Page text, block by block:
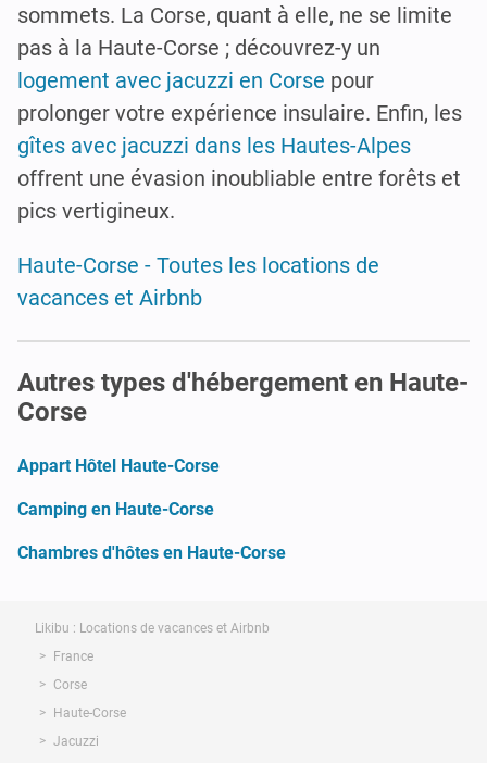
sommets. La Corse, quant à elle, ne se limite
pas à la Haute-Corse ; découvrez-y un
logement avec jacuzzi en Corse pour
prolonger votre expérience insulaire. Enfin, les
gîtes avec jacuzzi dans les Hautes-Alpes
offrent une évasion inoubliable entre forêts et
pics vertigineux.
Haute-Corse - Toutes les locations de
vacances et Airbnb
Autres types d'hébergement en Haute-
Corse
Appart Hôtel Haute-Corse
Camping en Haute-Corse
Chambres d'hôtes en Haute-Corse
Likibu : Locations de vacances et Airbnb
France
Corse
Haute-Corse
Jacuzzi